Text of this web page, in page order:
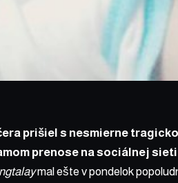
prišiel s nesmierne
prenose na sociálnej
mal ešte v pondelok